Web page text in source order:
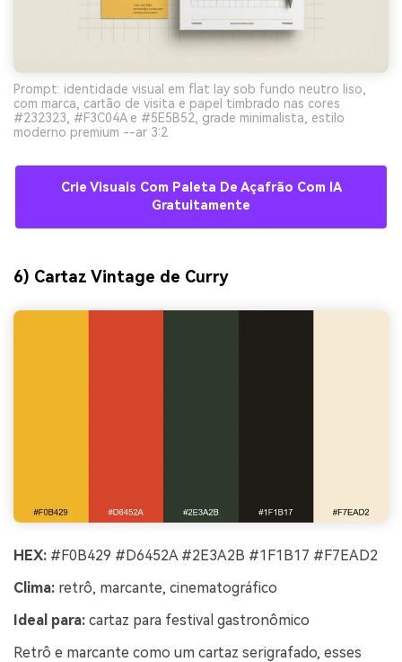
Prompt: identidade visual em flat lay sob fundo neutro liso,
com marca, cartão de visita e papel timbrado nas cores
#232323, #F3C04A e #5E5B52, grade minimalista, estilo
moderno premium --ar 3:2
Crie Visuais Com Paleta De Açafrão Com IA
Gratuitamente
6) Cartaz Vintage de Curry
HEX: #F0B429 #D6452A #2E3A2B #1F1B17 #F7EAD2
Clima: retrô, marcante, cinematográfico
Ideal para: cartaz para festival gastronômico
Retrô e marcante como um cartaz serigrafado, esses